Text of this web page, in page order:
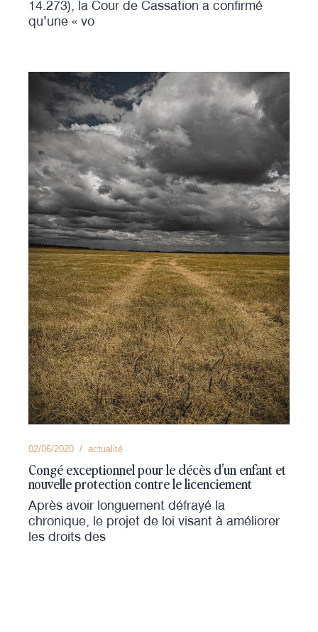
14.273), la Cour de Cassation a confirmé
qu’une « vo
02/06/2020 actualité
Congé exceptionnel pour le décès d’un enfant et
nouvelle protection contre le licenciement
Après avoir longuement défrayé la
chronique, le projet de loi visant à améliorer
les droits des